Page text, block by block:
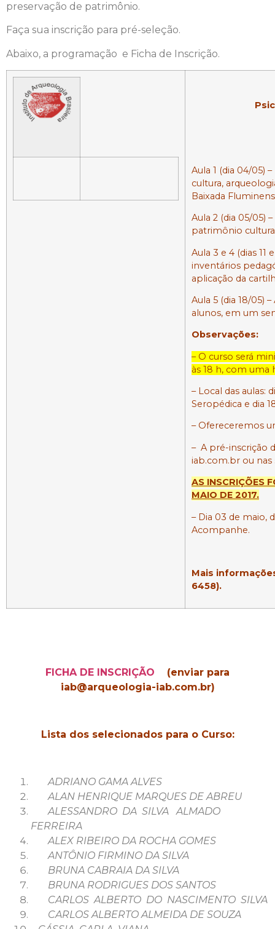
preservação de patrimônio.
Faça sua inscrição para pré-seleção.
Abaixo, a programação e Ficha de Inscrição.
Aula 1 (dia 04/05)
cultura,
Baixada
Aula 2 (dia 05/05)
patrimônio
Aula 3 e 4 (dias
inventários
aplicação da
Aula 5 (dia 18/05)
alunos, em um
Observações:
–O curso será
às 18 h, com
– Local das aulas:
Seropédica e dia
– Ofereceremos
– A pré-inscrição
iab.com.br ou nas
AS INSCRIÇÕES
MAIO DE 2017.
– Dia 03 de maio,
Acompanhe.
Mais
6458).
FICHA DE INSCRIÇÃO (enviar para
iab@arqueologia-iab.com.br)
Lista dos selecionados para o Curso:
ADRIANO GAMA ALVES
ALAN HENRIQUE MARQUES DE ABREU
ALESSANDRO DA SILVA ALMADO
FERREIRA
ALEX RIBEIRO DA ROCHA GOMES
ANTÔNIO FIRMINO DA SILVA
BRUNA CABRAIA DA SILVA
BRUNA RODRIGUES DOS SANTOS
CARLOS ALBERTO DO NASCIMENTO SILVA
CARLOS ALBERTO ALMEIDA DE SOUZA